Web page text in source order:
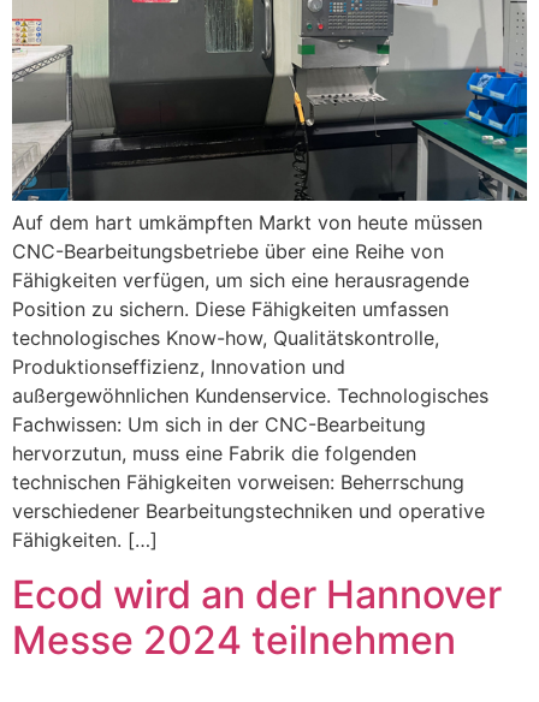
Auf dem hart umkämpften Markt von heute müssen
CNC-Bearbeitungsbetriebe über eine Reihe von
Fähigkeiten verfügen, um sich eine herausragende
Position zu sichern. Diese Fähigkeiten umfassen
technologisches Know-how, Qualitätskontrolle,
Produktionseffizienz, Innovation und
außergewöhnlichen Kundenservice. Technologisches
Fachwissen: Um sich in der CNC-Bearbeitung
hervorzutun, muss eine Fabrik die folgenden
technischen Fähigkeiten vorweisen: Beherrschung
verschiedener Bearbeitungstechniken und operative
Fähigkeiten. […]
Ecod wird an der Hannover
Messe 2024 teilnehmen